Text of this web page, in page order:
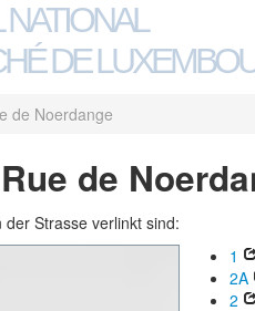
NATIONAL
DE
de Noerdange
de
Strasse verlinkt sind:
1
2A
2